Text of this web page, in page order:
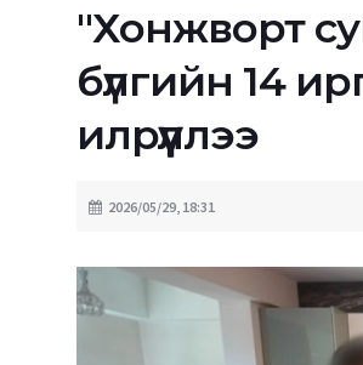
"Хонжворт
бүлгийн 14
илрүүллээ
2026/05/29, 18:31